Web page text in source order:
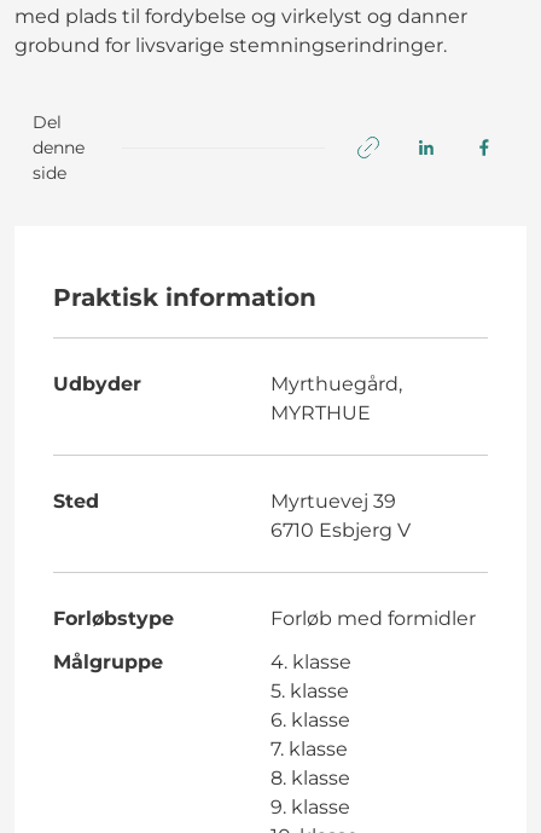
med plads til fordybelse og virkelyst og danner
grobund for livsvarige stemningserindringer.
Del
denne
side
Praktisk information
Udbyder
Myrthuegård,
MYRTHUE
Sted
Myrtuevej 39
6710 Esbjerg V
Forløbstype
Forløb med formidler
Målgruppe
4. klasse
5. klasse
6. klasse
7. klasse
8. klasse
9. klasse